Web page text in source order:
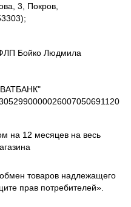
3, Покров,
Бойко Людмила
на 12 месяцев на весь
товаров надлежащего
прав потребителей».